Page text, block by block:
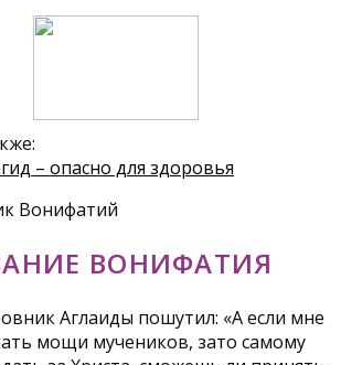
– опасно для здоровья
ВОНИФАТИЯ
Аглаиды пошутил: «А если мне
мощи мучеников, зато самому